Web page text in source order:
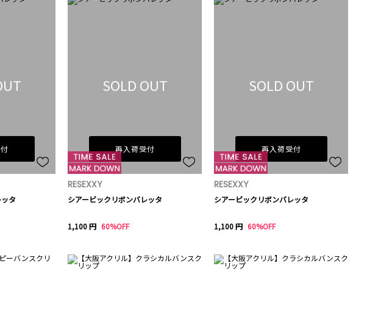
タ
SOLD OUT
再入荷受付
RESEXXY
シアービックリボンバレッタ
1,100 円 60%OFF
SOLD OUT
再入荷受付
RESEXXY
シアービックリボンバレッタ
1,100 円 60%OFF